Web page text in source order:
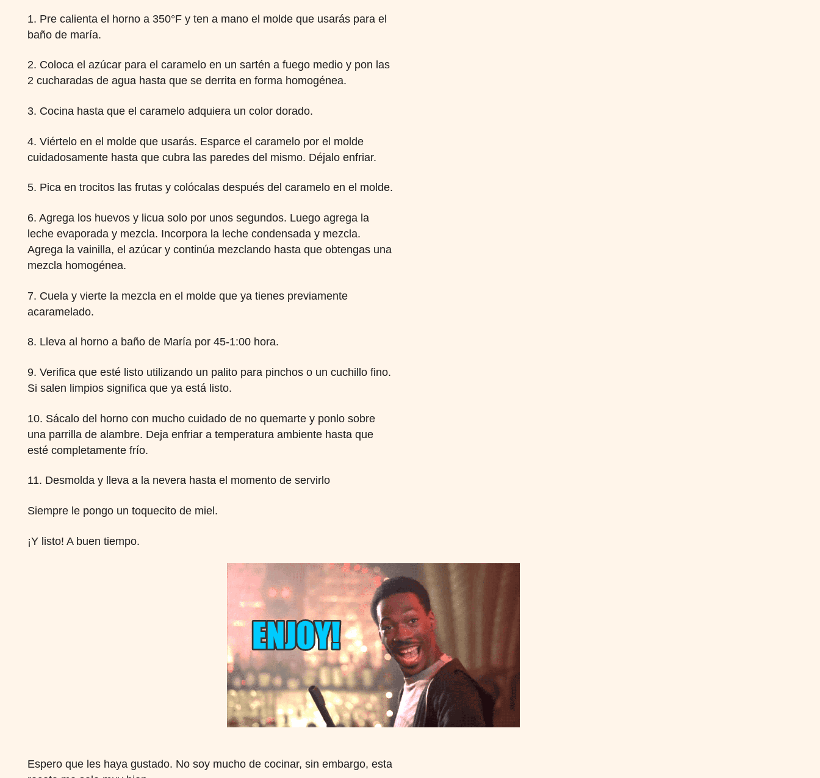
1. Pre calienta el horno a 350°F y ten a mano el molde que usarás para el
baño de maría.
2. Coloca el azúcar para el caramelo en un sartén a fuego medio y pon las
2 cucharadas de agua hasta que se derrita en forma homogénea.
3. Cocina hasta que el caramelo adquiera un color dorado.
4. Viértelo en el molde que usarás. Esparce el caramelo por el molde
cuidadosamente hasta que cubra las paredes del mismo. Déjalo enfriar.
5. Pica en trocitos las frutas y colócalas después del caramelo en el molde.
6. Agrega los huevos y licua solo por unos segundos. Luego agrega la
leche evaporada y mezcla. Incorpora la leche condensada y mezcla.
Agrega la vainilla, el azúcar y continúa mezclando hasta que obtengas una
mezcla homogénea.
7. Cuela y vierte la mezcla en el molde que ya tienes previamente
acaramelado.
8. Lleva al horno a baño de María por 45-1:00 hora.
9. Verifica que esté listo utilizando un palito para pinchos o un cuchillo fino.
Si salen limpios significa que ya está listo.
10. Sácalo del horno con mucho cuidado de no quemarte y ponlo sobre
una parrilla de alambre. Deja enfriar a temperatura ambiente hasta que
esté completamente frío.
11. Desmolda y lleva a la nevera hasta el momento de servirlo
Siempre le pongo un toquecito de miel.
¡Y listo! A buen tiempo.
Espero que les haya gustado. No soy mucho de cocinar, sin embargo, esta